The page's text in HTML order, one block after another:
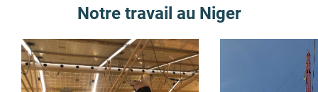
Notre travail au Niger